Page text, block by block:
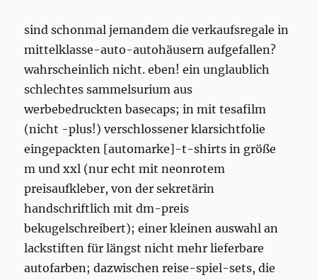
sind schonmal jemandem die verkaufsregale in
mittelklasse-auto-autohäusern aufgefallen?
wahrscheinlich nicht. eben! ein unglaublich
schlechtes sammelsurium aus
werbebedruckten basecaps; in mit tesafilm
(nicht -plus!) verschlossener klarsichtfolie
eingepackten [automarke]-t-shirts in größe
m und xxl (nur echt mit neonrotem
preisaufkleber, von der sekretärin
handschriftlich mit dm-preis
bekugelschreibert); einer kleinen auswahl an
lackstiften für längst nicht mehr lieferbare
autofarben; dazwischen reise-spiel-sets, die